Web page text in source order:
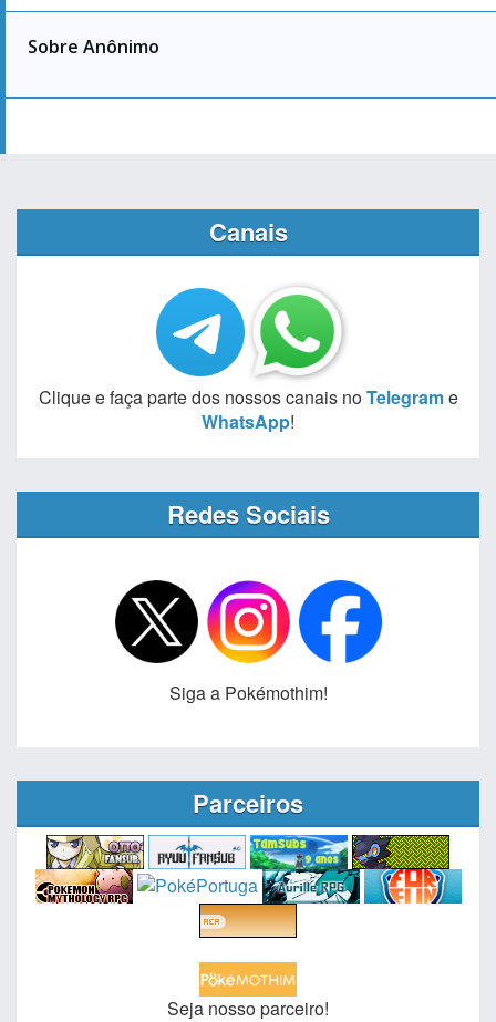
Sobre Anônimo
Canais
Clique e faça parte dos nossos canais noTelegrame
WhatsApp!
Redes Sociais
Siga a Pokémothim!
Parceiros
Seja nosso parceiro!